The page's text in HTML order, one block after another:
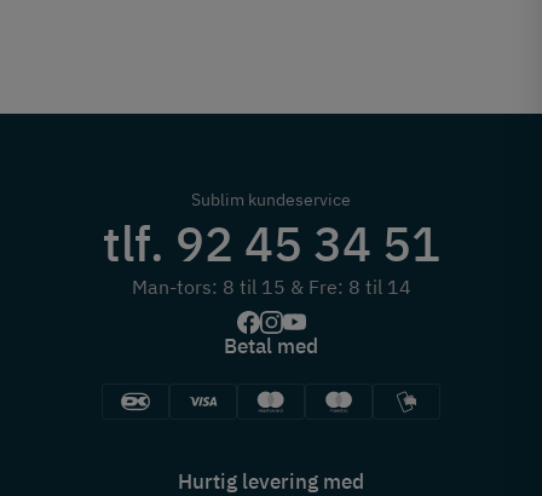
Sublim kundeservice
tlf. 92 45 34 51
Man-tors: 8 til 15 & Fre: 8 til 14
Betal med
Hurtig levering med